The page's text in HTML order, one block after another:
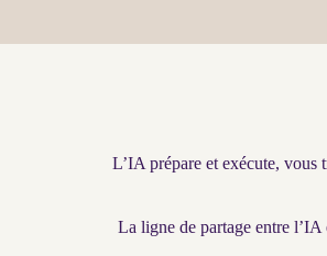
L’IA prépare et exécute, vous
La ligne de partage entre l’IA